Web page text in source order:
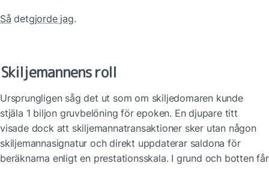
Så detgjorde jag.
Skiljemannens roll
Ursprungligen såg det ut som om skiljedomaren kunde
stjäla 1 biljon gruvbelöning för epoken. En djupare titt
visade dock att skiljemannatransaktioner sker utan någon
skiljemannasignatur och direkt uppdaterar saldona för
beräknarna enligt en prestationsskala. I grund och botten får